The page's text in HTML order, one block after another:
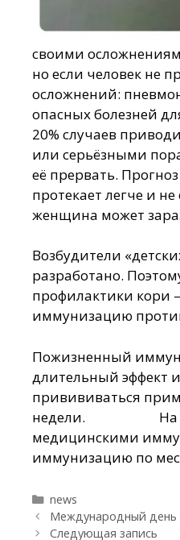
своими
но если человек не
осложнений:
опасных болезней
20% случаев
или серьёзными
её прервать.
протекает легче и
женщина может
Возбудители
разработано.
профилактики кори
иммунизацию
Пожизненный
длительный эффект
привививаться
недели. На
медицинскими
иммунизацию по
Рубрики
news
Международный день
Следующая запись